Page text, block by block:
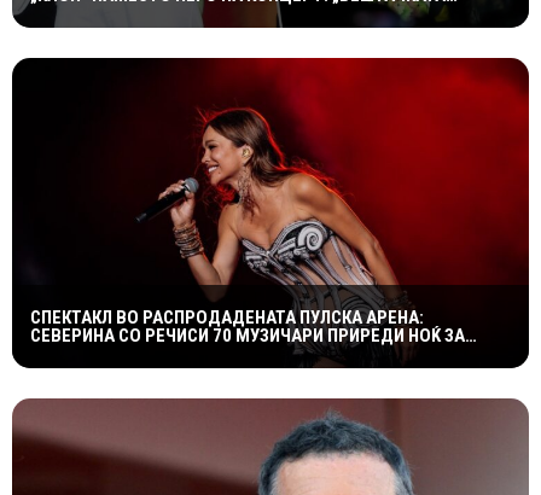
ИНТЕЛИГЕНЦИЈА НЕ Е ТОЛКУ НАПРЕДНА“
СПЕКТАКЛ ВО РАСПРОДАДЕНАТА ПУЛСКА АРЕНА:
СЕВЕРИНА СО РЕЧИСИ 70 МУЗИЧАРИ ПРИРЕДИ НОЌ ЗА